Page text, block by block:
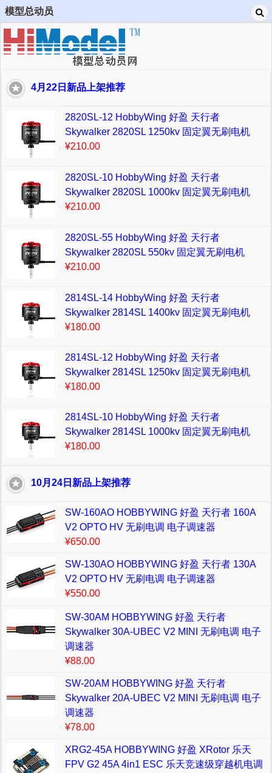
模型总动员
4月22日新品上架推荐
2820SL-12 HobbyWing 好盈 天行者
Skywalker 2820SL 1250kv 固定翼无刷电机
¥210.00
2820SL-10 HobbyWing 好盈 天行者
Skywalker 2820SL 1000kv 固定翼无刷电机
¥210.00
2820SL-55 HobbyWing 好盈 天行者
Skywalker 2820SL 550kv 固定翼无刷电机
¥210.00
2814SL-14 HobbyWing 好盈 天行者
Skywalker 2814SL 1400kv 固定翼无刷电机
¥180.00
2814SL-12 HobbyWing 好盈 天行者
Skywalker 2814SL 1250kv 固定翼无刷电机
¥180.00
2814SL-10 HobbyWing 好盈 天行者
Skywalker 2814SL 1000kv 固定翼无刷电机
¥180.00
10月24日新品上架推荐
SW-160AO HOBBYWING 好盈 天行者 160A
V2 OPTO HV 无刷电调 电子调速器
¥650.00
SW-130AO HOBBYWING 好盈 天行者 130A
V2 OPTO HV 无刷电调 电子调速器
¥550.00
SW-30AM HOBBYWING 好盈 天行者
Skywalker 30A-UBEC V2 MINI 无刷电调 电子
调速器
¥88.00
SW-20AM HOBBYWING 好盈 天行者
Skywalker 20A-UBEC V2 MINI 无刷电调 电子
调速器
¥78.00
XRG2-45A HOBBYWING 好盈 XRotor 乐天
FPV G2 45A 4in1 ESC 乐天竞速级穿越机电调